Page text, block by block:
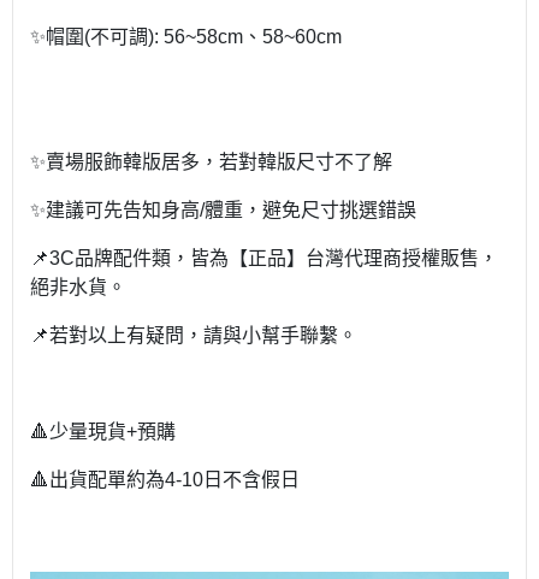
✨帽圍(不可調): 56~58cm、58~60cm
✨賣場服飾韓版居多，若對韓版尺寸不了解
✨建議可先告知身高/體重，避免尺寸挑選錯誤
📌3C品牌配件類，皆為【正品】台灣代理商授權販售，
絕非水貨。
📌若對以上有疑問，請與小幫手聯繫。
🔺少量現貨+預購
🔺出貨配單約為4-10日不含假日